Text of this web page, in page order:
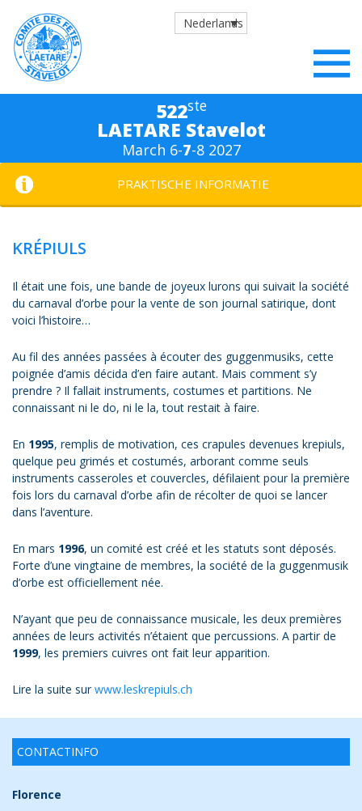
Nederlands
522ste
LAETARE Stavelot
March 6-7-8 2027
PRAKTISCHE INFORMATIE
KRÉPIULS
Il était une fois, une bande de joyeux lurons qui suivait la société
du carnaval d’orbe pour la vente de son journal satirique, dont
voici l’histoire…
Au fil des années passées à écouter des guggenmusiks, cette
poignée d’amis décida d’en faire autant. Mais comment s’y
prendre ? Il fallait instruments, costumes et partitions. Ne
connaissant ni le do, ni le la, tout restait à faire.
En 1995, remplis de motivation, ces crapules devenues krepiuls,
quelque peu grimés et costumés, arborant comme seuls
instruments casseroles et couvercles, défilaient pour la première
fois lors du carnaval d’orbe afin de récolter de quoi se lancer
dans l’aventure.
En mars 1996, un comité est créé et les statuts sont déposés.
Forte d’une vingtaine de membres, la société de la guggenmusik
d’orbe est officiellement née.
N’ayant que peu de connaissance musicale, les deux premières
années de leurs activités n’étaient que percussions. A partir de
1999, les premiers cuivres ont fait leur apparition.
Lire la suite surwww.leskrepiuls.ch
CONTACTINFO
Florence